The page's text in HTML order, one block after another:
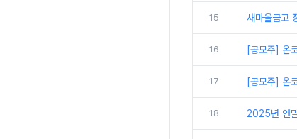
15 새마을금고
16 [공모주] 온
17 [공모주] 온
18 2025년 연